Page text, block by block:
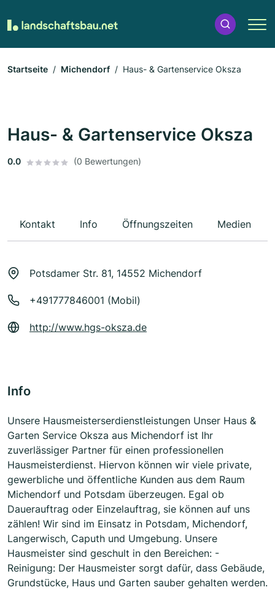
Startseite Michendorf Haus- & Gartenservice Oksza
Haus- & Gartenservice Oksza
0.0 (0 Bewertungen)
Kontakt Info Öffnungszeiten Medien
Potsdamer Str. 81, 14552 Michendorf
+491777846001 (Mobil)
http://www.hgs-oksza.de
Info
Unsere Hausmeisterserdienstleistungen Unser Haus &
Garten Service Oksza aus Michendorf ist Ihr
zuverlässiger Partner für einen professionellen
Hausmeisterdienst. Hiervon können wir viele private,
gewerbliche und öffentliche Kunden aus dem Raum
Michendorf und Potsdam überzeugen. Egal ob
Dauerauftrag oder Einzelauftrag, sie können auf uns
zählen! Wir sind im Einsatz in Potsdam, Michendorf,
Langerwisch, Caputh und Umgebung. Unsere
Hausmeister sind geschult in den Bereichen: -
Reinigung: Der Hausmeister sorgt dafür, dass Gebäude,
Grundstücke, Haus und Garten sauber gehalten werden.